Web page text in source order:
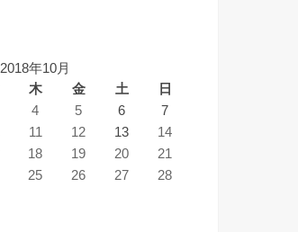
2018年10月
木 金 土
日
4 5 6
7
11 12 13
14
18 19 20
21
25 26 27
28